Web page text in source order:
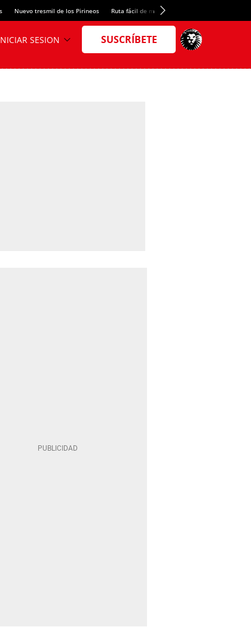
Nuevo tresmil de los Pirineos Ruta fácil de montaña